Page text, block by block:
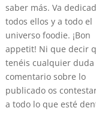
saber más. Va
todos ellos y a todo el
universo foodie. ¡Bon
appetit! Ni que decir
tenéis cualquier duda
comentario sobre lo
publicado os
a todo lo que esté